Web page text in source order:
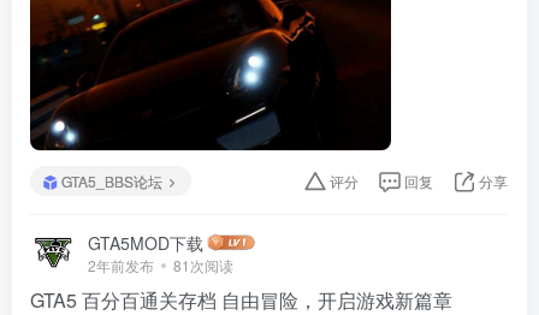
GTA5_BBS论坛 评分 回复 分享
GTA5MOD下载
2年前发布 81次阅读
GTA5 百分百通关存档 自由冒险，开启游戏新篇章